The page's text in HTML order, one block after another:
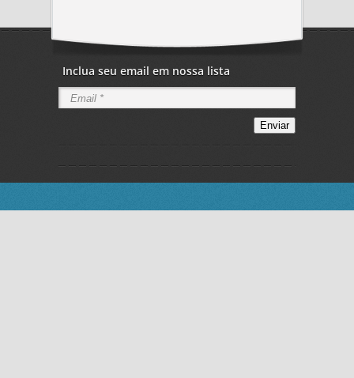
Inclua seu email em nossa lista